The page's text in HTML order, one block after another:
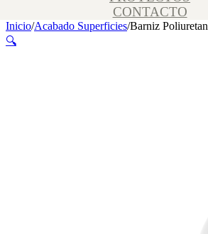
CONTACTO
Inicio/Acabado Superficies/Barniz
🔍